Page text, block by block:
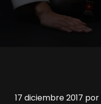
17 diciembre 2017 por